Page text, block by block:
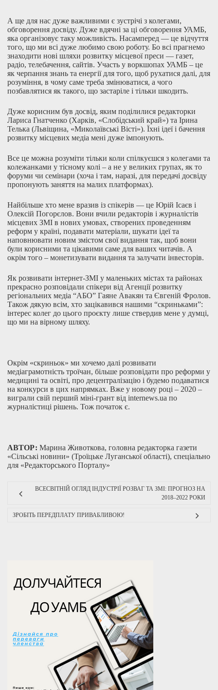
А ще для нас дуже важливими є зустрічі з колегами,
обговорення досвіду. Дуже вдячні за ці обговорення УАМБ,
яка організовує таку можливість. Насамперед — це відчуття
того, що ми всі дуже любимо свою роботу. Бо всі прагнемо
знаходити нові шляхи розвитку місцевої преси — газет,
радіо, телебачення, сайтів. Участь у воркшопах УАМБ – це
як черпання знань та енергії для того, щоб рухатися далі, для
розуміння, в чому саме треба змінюватися, а чого
позбавлятися як такого, що застаріле і тільки шкодить.
Дуже корисним був досвід, яким поділилися редакторки
Лариса Гнатченко (Харків, «Слобідський край») та Ірина
Телька (Львіщина, «Миколаївські Вісті»). Їхні ідеї і бачення
розвитку місцевих медіа мені дуже імпонують.
Все це можна розуміти тільки коли спілкуєшся з колегами та
колежанками у тісному колі – а не у великих групах, як то
форуми чи семінари (хоча і там, наразі, для передачі досвіду
пропонують заняття на малих платформах).
Найбільше хто мене вразив із спікерів — це Юрій Ісаєв і
Олексій Погорєлов. Вони вчили редакторів і журналістів
місцевих ЗМІ в нових умовах, створених проведенням
реформ у країні, подавати матеріали, шукати ідеї та
наповнювати новим змістом свої видання так, щоб вони
були корисними та цікавими саме для ваших читачів. А
окрім того – монетизувати видання та залучати інвесторів.
Як розвивати інтернет-ЗМІ у маленьких містах та районах
прекрасно розповідали спікери від Агенції розвитку
регіональних медіа “АБО” Гаяне Авакян та Євгеній Фролов.
Також дякую всім, хто зацікавився нашими “скриньками”:
інтерес колег до цього проєкту лише ствердив мене у думці,
що ми на вірному шляху.
Окрім «скриньок» ми хочемо далі розвивати
медіаграмотність троїчан, більше розповідати про реформи у
медицині та освіті, про децентралізацію і будемо подаватися
на конкурси в цих напрямках. Вже у новому році – 2020 –
виграли свій перший міні-грант від internews.ua по
журналістиці рішень. Тож початок є.
АВТОР: Марина Животкова, головна редакторка газети
«Сільські новини» (Троїцьке Луганської області), спеціально
для «Редакторського Порталу»
ВСЕСВІТНІЙ ОГЛЯД ІНДУСТРІЇ РОЗВАГ ТА ЗМІ: ПРОГНОЗ НА
2018–2022 РОКИ
ЗРОБІТЬ ПЕРЕДПЛАТУ ПРИВАБЛИВОЮ!